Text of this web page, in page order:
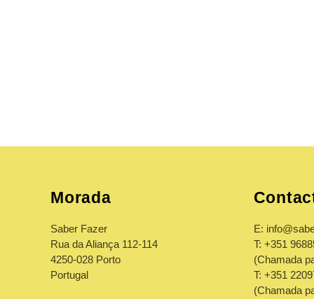
Morada
Saber Fazer
Rua da Aliança 112-114
4250-028 Porto
Portugal
E:
T: +351
(Chamada
T: +351
(Chamada